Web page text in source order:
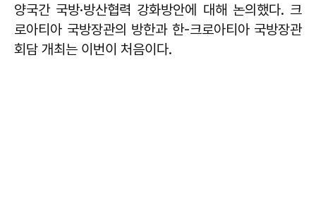
양국간 국방·방산협력 강화방안에 대해 논의했다. 크
로아티아 국방장관의 방한과 한-크로아티아 국방장관
회담 개최는 이번이 처음이다.